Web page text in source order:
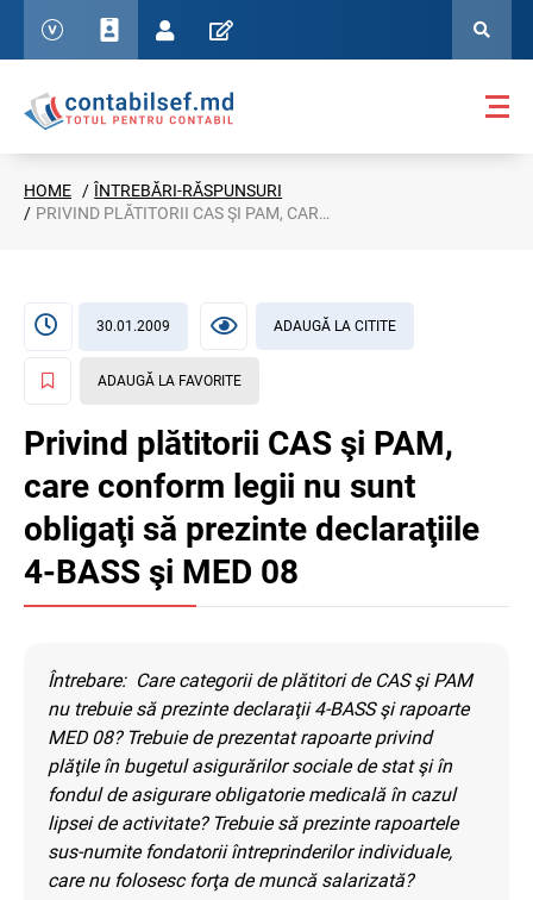
HOME
ÎNTREBĂRI-RĂSPUNSURI
PRIVIND PLĂTITORII CAS ŞI PAM, CARE CONFORM LEGII NU SUNT OBLIGAŢI SĂ PREZINTE DECLARAŢIILE 4-BASS ŞI MED 08
30.01.2009 ADAUGĂ LA CITITE
ADAUGĂ LA FAVORITE
Privind plătitorii CAS şi PAM,
care conform legii nu sunt
obligaţi să prezinte declaraţiile
4-BASS şi MED 08
Întrebare: Care categorii de plătitori de CAS şi PAM
nu trebuie să prezinte declaraţii 4-BASS şi rapoarte
MED 08? Trebuie de prezentat rapoarte privind
plăţile în bugetul asigurărilor sociale de stat şi în
fondul de asigurare obligatorie medicală în cazul
lipsei de activitate? Trebuie să prezinte rapoartele
sus-numite fondatorii întreprinderilor individuale,
care nu folosesc forţa de muncă salarizată?